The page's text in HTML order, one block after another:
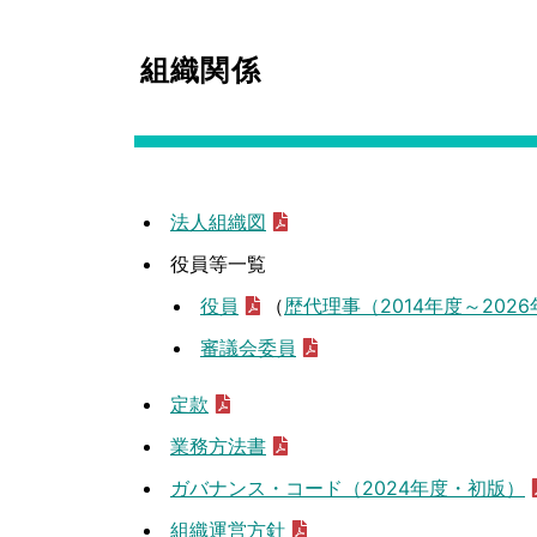
組織関係
法人組織図
役員等一覧
役員
（歴代理事（2014年度～2026
審議会委員
定款
業務方法書
ガバナンス・コード（2024年度・初版）
組織運営方針